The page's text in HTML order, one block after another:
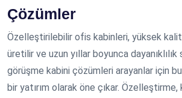
Çözümler
Özelleştirilebilir ofis kabinleri, yüksek
üretilir ve uzun yıllar boyunca
görüşme kabini çözümleri arayanlar için
bir yatırım olarak öne çıkar. Özelleştirme,